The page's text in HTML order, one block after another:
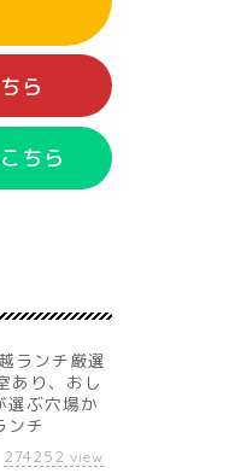
ら
ちら
ランチ厳選
あり、おし
選ぶ穴場か
ンチ
274252 view